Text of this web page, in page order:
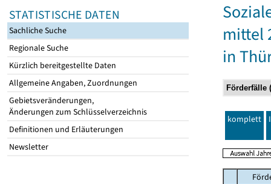
STATISTISCHE DATEN
Sachliche Suche
Regionale Suche
Kürzlich bereitgestellte Daten
Allgemeine Angaben, Zuordnungen
Gebietsveränderungen,
Änderungen zum Schlüsselverzeichnis
Definitionen und Erläuterungen
Newsletter
mittel
in
komplett